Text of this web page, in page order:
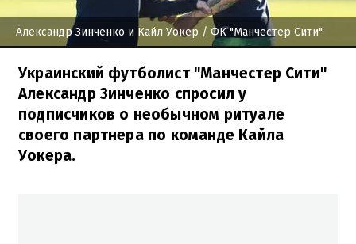
Александр Зинченко и Кайл Уокер / ФК "Манчестер Сити"
Украинский футболист "Манчестер Сити"
Александр Зинченко спросил у
подписчиков о необычном ритуале
своего партнера по команде Кайла
Уокера.